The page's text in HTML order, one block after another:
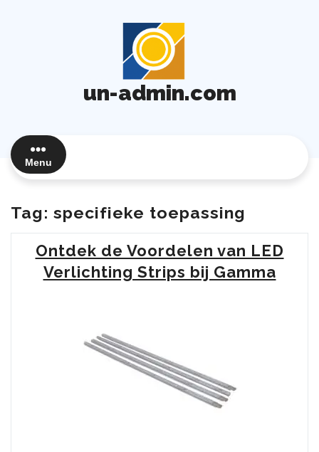
un-admin.com
Menu
Tag: specifieke toepassing
Ontdek de Voordelen van LED
Verlichting Strips bij Gamma